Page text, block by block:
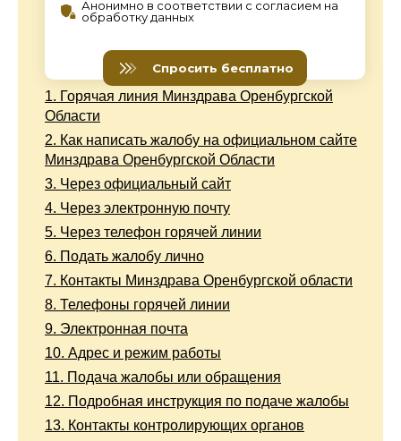
1. Горячая линия Минздрава Оренбургской
Области
2. Как написать жалобу на официальном сайте
Минздрава Оренбургской Области
3. Через официальный сайт
4. Через электронную почту
5. Через телефон горячей линии
6. Подать жалобу лично
7. Контакты Минздрава Оренбургской области
8. Телефоны горячей линии
9. Электронная почта
10. Адрес и режим работы
11. Подача жалобы или обращения
12. Подробная инструкция по подаче жалобы
13. Контакты контролирующих органов